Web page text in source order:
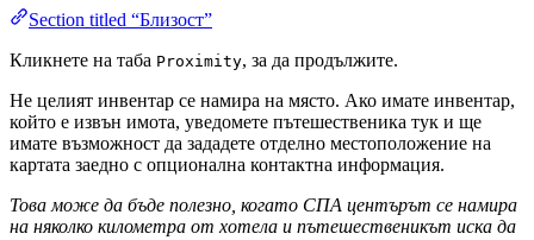
Section titled “Близост”
Кликнете на таба Proximity, за да продължите.
Не целият инвентар се намира на място. Ако имате инвентар,
който е извън имота, уведомете пътешественика тук и ще
имате възможност да зададете отделно местоположение на
картата заедно с опционална контактна информация.
Това може да бъде полезно, когато СПА центърът се намира
на няколко километра от хотела и пътешественикът иска да